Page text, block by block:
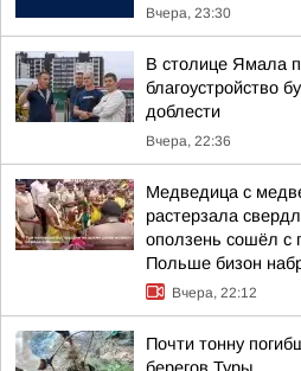
Вчера, 23:30
В столице Ямала
благоустройство
доблести
Вчера, 22:36
Медведица с
растерзала
оползень сошёл с
Польше бизон
Вчера, 22:12
Почти тонну